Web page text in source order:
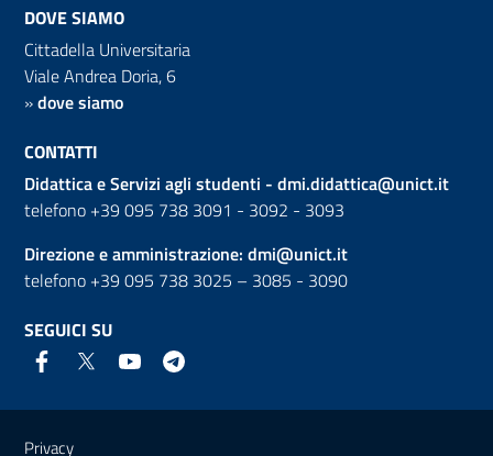
DOVE SIAMO
Cittadella Universitaria
Viale Andrea Doria, 6
»dove siamo
CONTATTI
Didattica e Servizi agli studenti - dmi.didattica@unict.it
telefono +39 095 738 3091 - 3092 - 3093
Direzione e amministrazione: dmi@unict.it
telefono +39 095 738 3025 – 3085 - 3090
SEGUICI SU
Link e informazioni utili
Privacy